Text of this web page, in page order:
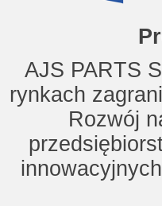
AJS PARTS
rynkach
Rozwój